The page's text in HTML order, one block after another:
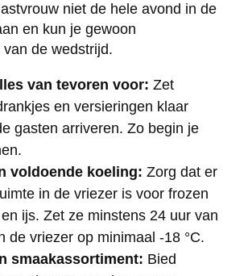
niet de hele avond in de
en kun je gewoon
de wedstrijd.
van tevoren voor: Zet
en versieringen klaar
gasten arriveren. Zo begin je
voldoende koeling: Zorg dat er
in de vriezer is voor frozen
ijs. Zet ze minstens 24 uur van
de vriezer op minimaal -18 °C.
smaakassortiment: Bied